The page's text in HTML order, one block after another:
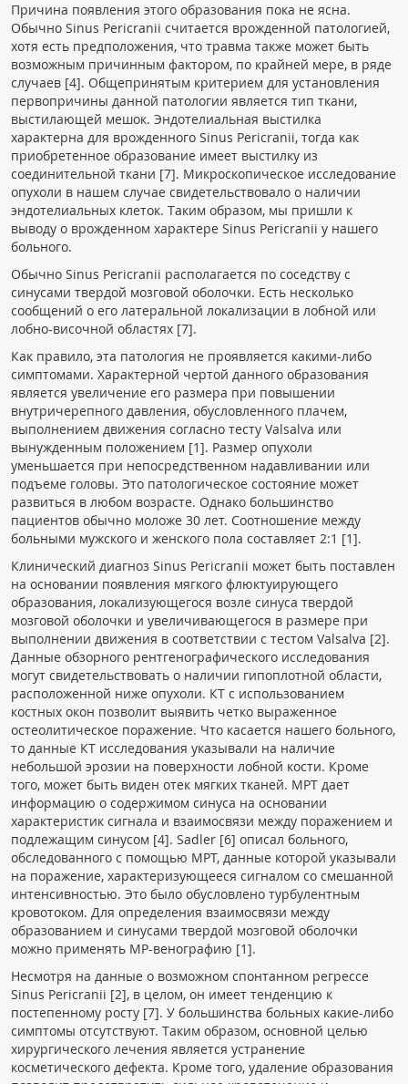
Причина появления этого образования пока не ясна.
Обычно Sinus Pericranii считается врожденной патологией,
хотя есть предположения, что травма также может быть
возможным причинным фактором, по крайней мере, в ряде
случаев [4]. Общепринятым критерием для установления
первопричины данной патологии является тип ткани,
выстилающей мешок. Эндотелиальная выстилка
характерна для врожденного Sinus Pericranii, тогда как
приобретенное образование имеет выстилку из
соединительной ткани [7]. Микроскопическое исследование
опухоли в нашем случае свидетельствовало о наличии
эндотелиальных клеток. Таким образом, мы пришли к
выводу о врожденном характере Sinus Pericranii у нашего
больного.
Обычно Sinus Pericranii располагается по соседству с
синусами твердой мозговой оболочки. Есть несколько
сообщений о его латеральной локализации в лобной или
лобно-височной областях [7].
Как правило, эта патология не проявляется какими-либо
симптомами. Характерной чертой данного образования
является увеличение его размера при повышении
внутричерепного давления, обусловленного плачем,
выполнением движения согласно тесту Valsalva или
вынужденным положением [1]. Размер опухоли
уменьшается при непосредственном надавливании или
подъеме головы. Это патологическое состояние может
развиться в любом возрасте. Однако большинство
пациентов обычно моложе 30 лет. Соотношение между
больными мужского и женского пола составляет 2:1 [1].
Клинический диагноз Sinus Pericranii может быть поставлен
на основании появления мягкого флюктуирующего
образования, локализующегося возле синуса твердой
мозговой оболочки и увеличивающегося в размере при
выполнении движения в соответствии с тестом Valsalva [2].
Данные обзорного рентгенографического исследования
могут свидетельствовать о наличии гипоплотной области,
расположенной ниже опухоли. КТ с использованием
костных окон позволит выявить четко выраженное
остеолитическое поражение. Что касается нашего больного,
то данные КТ исследования указывали на наличие
небольшой эрозии на поверхности лобной кости. Кроме
того, может быть виден отек мягких тканей. МРТ дает
информацию о содержимом синуса на основании
характеристик сигнала и взаимосвязи между поражением и
подлежащим синусом [4]. Sadler [6] описал больного,
обследованного с помощью МРТ, данные которой указывали
на поражение, характеризующееся сигналом со смешанной
интенсивностью. Это было обусловлено турбулентным
кровотоком. Для определения взаимосвязи между
образованием и синусами твердой мозговой оболочки
можно применять МР-венографию [1].
Несмотря на данные о возможном спонтанном регрессе
Sinus Pericranii [2], в целом, он имеет тенденцию к
постепенному росту [7]. У большинства больных какие-либо
симптомы отсутствуют. Таким образом, основной целью
хирургического лечения является устранение
косметического дефекта. Кроме того, удаление образования